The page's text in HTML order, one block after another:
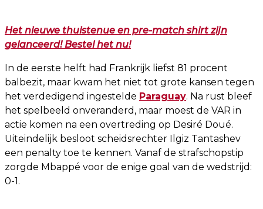
Het nieuwe thuistenue en pre-match shirt zijn
gelanceerd! Bestel het nu!
In de eerste helft had Frankrijk liefst 81 procent
balbezit, maar kwam het niet tot grote kansen tegen
het verdedigend ingestelde Paraguay. Na rust bleef
het spelbeeld onveranderd, maar moest de VAR in
actie komen na een overtreding op Desiré Doué.
Uiteindelijk besloot scheidsrechter Ilgiz Tantashev
een penalty toe te kennen. Vanaf de strafschopstip
zorgde Mbappé voor de enige goal van de wedstrijd:
0-1.